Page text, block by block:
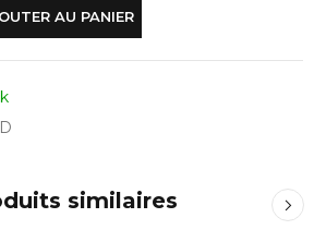
AU PANIER
similaires